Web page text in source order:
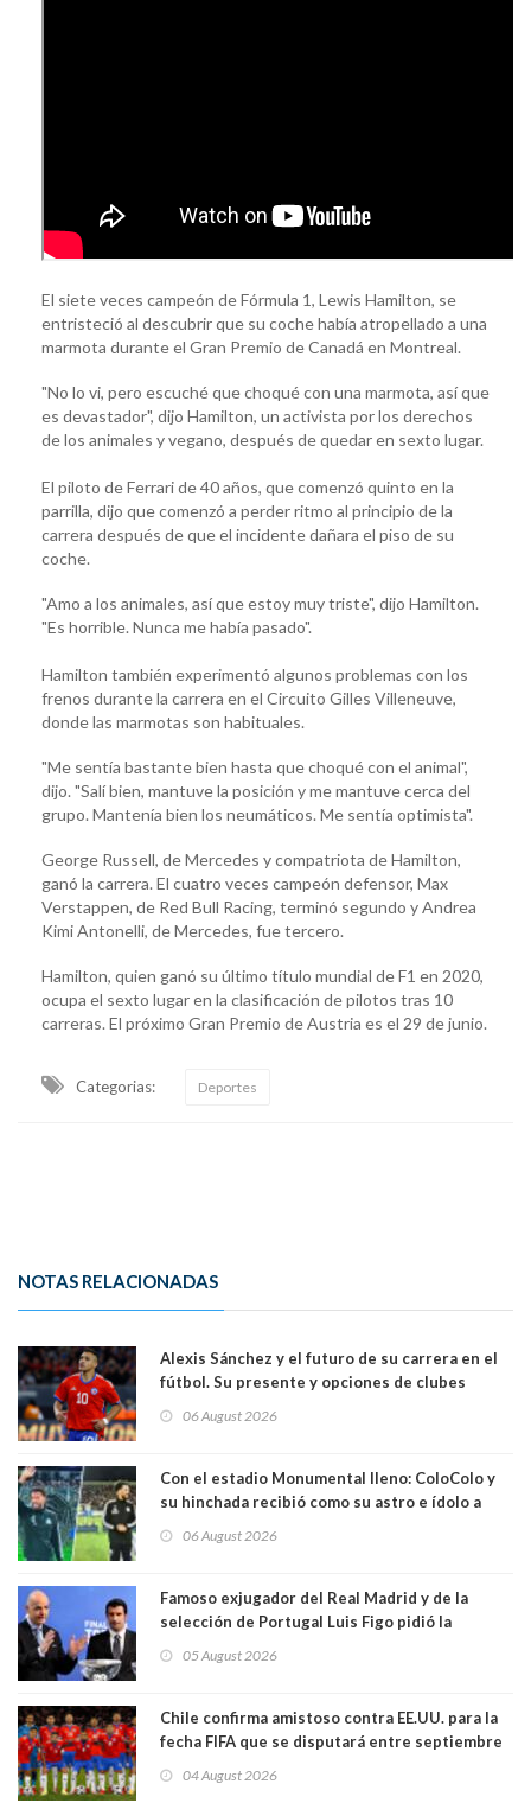
El siete veces campeón de Fórmula 1, Lewis Hamilton, se
entristeció al descubrir que su coche había atropellado a una
marmota durante el Gran Premio de Canadá en Montreal.
"No lo vi, pero escuché que choqué con una marmota, así que
es devastador", dijo Hamilton, un activista por los derechos
de los animales y vegano, después de quedar en sexto lugar.
El piloto de Ferrari de 40 años, que comenzó quinto en la
parrilla, dijo que comenzó a perder ritmo al principio de la
carrera después de que el incidente dañara el piso de su
coche.
"Amo a los animales, así que estoy muy triste", dijo Hamilton.
"Es horrible. Nunca me había pasado".
Hamilton también experimentó algunos problemas con los
frenos durante la carrera en el Circuito Gilles Villeneuve,
donde las marmotas son habituales.
"Me sentía bastante bien hasta que choqué con el animal",
dijo. "Salí bien, mantuve la posición y me mantuve cerca del
grupo. Mantenía bien los neumáticos. Me sentía optimista".
George Russell, de Mercedes y compatriota de Hamilton,
ganó la carrera. El cuatro veces campeón defensor, Max
Verstappen, de Red Bull Racing, terminó segundo y Andrea
Kimi Antonelli, de Mercedes, fue tercero.
Hamilton, quien ganó su último título mundial de F1 en 2020,
ocupa el sexto lugar en la clasificación de pilotos tras 10
carreras. El próximo Gran Premio de Austria es el 29 de junio.
Categorias: Deportes
NOTAS RELACIONADAS
Alexis Sánchez y el futuro de su carrera en el
fútbol. Su presente y opciones de clubes
06 August 2026
Con el estadio Monumental lleno: ColoColo y
su hinchada recibió como su astro e ídolo a
06 August 2026
Famoso exjugador del Real Madrid y de la
selección de Portugal Luis Figo pidió la
comportamiento más bajo y cobarde que he
05 August 2026
Chile confirma amistoso contra EE.UU. para la
fecha FIFA que se disputará entre septiembre
04 August 2026